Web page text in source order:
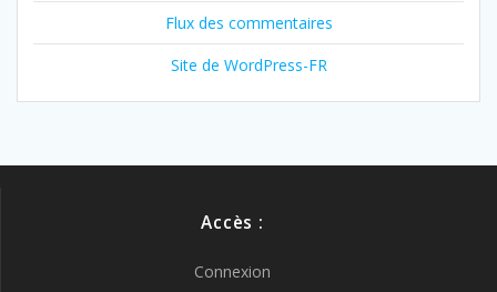
Flux des commentaires
Site de WordPress-FR
Accès :
Connexion